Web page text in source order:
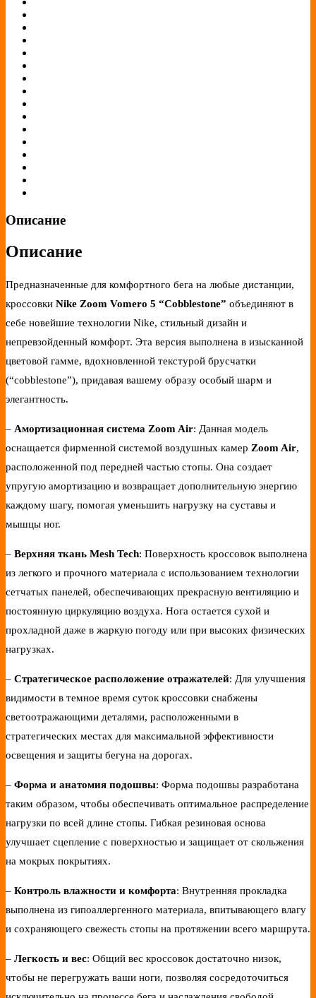
Описание
Описание
Предназначенные для комфортного бега на любые дистанции,
кроссовки Nike Zoom Vomero 5 “Cobblestone” объединяют в
себе новейшие технологии Nike, стильный дизайн и
непревзойденный комфорт. Эта версия выполнена в изысканной
цветовой гамме, вдохновленной текстурой брусчатки
(“cobblestone”), придавая вашему образу особый шарм и
элегантность.
– Амортизационная система Zoom Air: Данная модель
оснащается фирменной системой воздушных камер Zoom Air,
расположенной под передней частью стопы. Она создает
упругую амортизацию и возвращает дополнительную энергию
каждому шагу, помогая уменьшить нагрузку на суставы и
мышцы ног.
– Верхняя ткань Mesh Tech: Поверхность кроссовок выполнена
из легкого и прочного материала с использованием технологии
сетчатых панелей, обеспечивающих прекрасную вентиляцию и
постоянную циркуляцию воздуха. Нога остается сухой и
прохладной даже в жаркую погоду или при высоких физических
нагрузках.
– Стратегическое расположение отражателей: Для улучшения
видимости в темное время суток кроссовки снабжены
светоотражающими деталями, расположенными в
стратегических местах для максимальной эффективности
освещения и защиты бегуна на дорогах.
– Форма и анатомия подошвы: Форма подошвы разработана
таким образом, чтобы обеспечивать оптимальное распределение
нагрузки по всей длине стопы. Гибкая резиновая основа
улучшает сцепление с поверхностью и защищает от скольжения
на мокрых покрытиях.
– Контроль влажности и комфорта: Внутренняя прокладка
выполнена из гипоаллергенного материала, впитывающего влагу
и сохраняющего свежесть стопы на протяжении всего маршрута.
– Легкость и вес: Общий вес кроссовок достаточно низок,
чтобы не перегружать ваши ноги, позволяя сосредоточиться